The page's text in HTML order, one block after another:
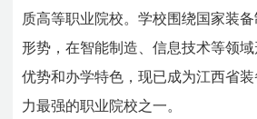
质高等职业院校。学校围绕国家装
形势，在智能制造、信息技术等领
优势和办学特色，现已成为江西省
力最强的职业院校之一。